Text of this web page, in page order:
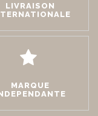
LIVRAISON
MARQUE